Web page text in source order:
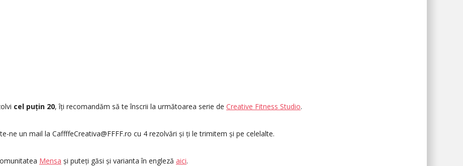
cel puțin 20, îți recomandăm să te înscrii la următoarea serie de Creative Fitness Studio.
ne un mail la CaffffeCreativa@FFFF.ro cu 4 rezolvări și ți le trimitem și pe celelalte.
Mensa și puteți găsi și varianta în engleză aici.